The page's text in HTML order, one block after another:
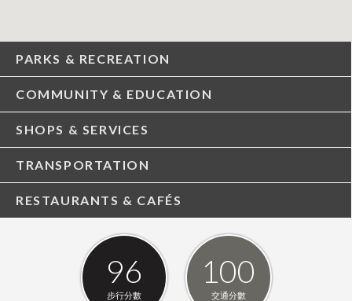
PARKS & RECREATION
COMMUNITY & EDUCATION
SHOPS & SERVICES
TRANSPORTATION
RESTAURANTS & CAFÉS
96
步行分數
100
交通分數